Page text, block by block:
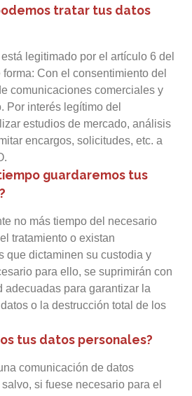
tratar tus datos
legitimado por el artículo 6 del
Con el consentimiento del
comunicaciones comerciales y
Por interés legítimo del
estudios de mercado, análisis
encargos, solicitudes, etc. a
guardaremos tus
no más tiempo del necesario
tratamiento o existan
que dictaminen su custodia y
para ello, se suprimirán con
adecuadas para garantizar la
o la destrucción total de los
tus datos personales?
comunicación de datos
si fuese necesario para el